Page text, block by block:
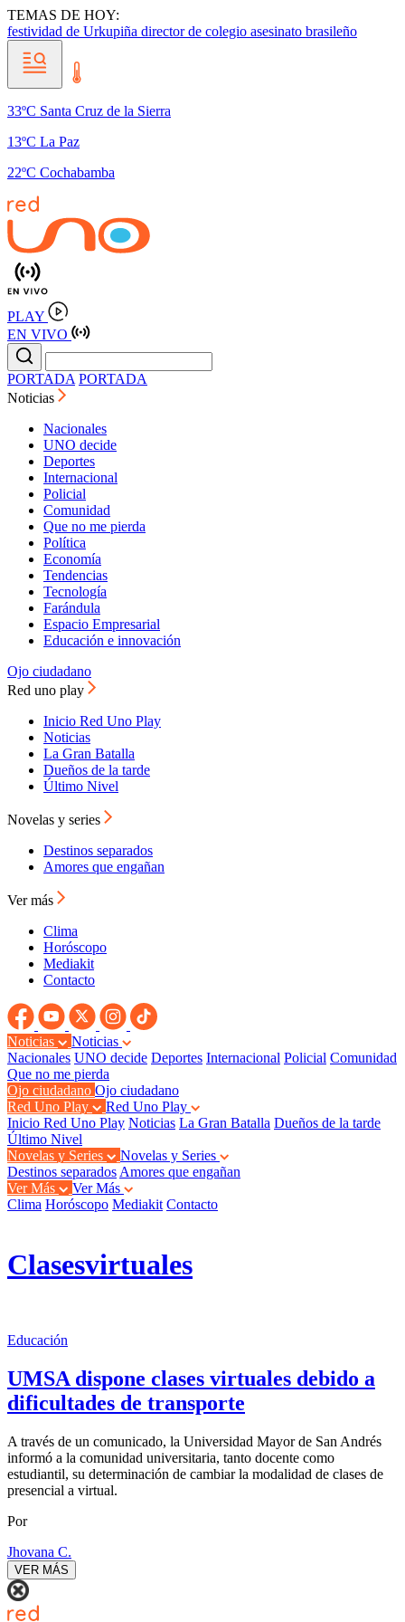
TEMAS DE HOY:
festividad de Urkupiña director de colegio asesinato brasileño
33ºC Santa Cruz de la Sierra
13ºC La Paz
22ºC Cochabamba
PLAY
EN VIVO
PORTADA PORTADA
Noticias
Nacionales
UNO decide
Deportes
Internacional
Policial
Comunidad
Que no me pierda
Política
Economía
Tendencias
Tecnología
Farándula
Espacio Empresarial
Educación e innovación
Ojo ciudadano
Red uno play
Inicio Red Uno Play
Noticias
La Gran Batalla
Dueños de la tarde
Último Nivel
Novelas y series
Destinos separados
Amores que engañan
Ver más
Clima
Horóscopo
Mediakit
Contacto
Noticias
Noticias
Nacionales UNO decide Deportes Internacional Policial Comunidad
Que no me pierda
Ojo ciudadano Ojo ciudadano
Red Uno Play
Red Uno Play
Inicio Red Uno Play Noticias La Gran Batalla Dueños de la tarde
Último Nivel
Novelas y Series
Novelas y Series
Destinos separados Amores que engañan
Ver Más
Ver Más
Clima Horóscopo Mediakit Contacto
Clasesvirtuales
Educación
UMSA dispone clases virtuales debido a
dificultades de transporte
A través de un comunicado, la Universidad Mayor de San Andrés
informó a la comunidad universitaria, tanto docente como
estudiantil, su determinación de cambiar la modalidad de clases de
presencial a virtual.
Por
Jhovana C.
VER MÁS